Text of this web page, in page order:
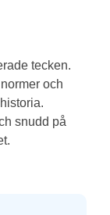
tecken.
och
snudd på